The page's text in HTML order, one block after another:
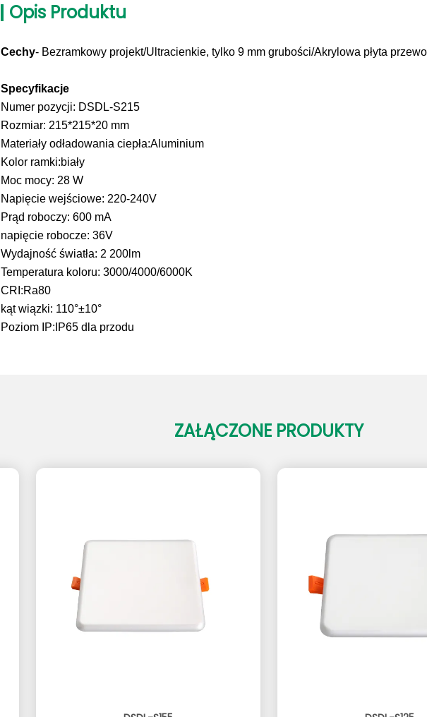
Opis Produktu
Cechy- Bezramkowy projekt/Ultracienkie, tylko 9 mm grubości/Akrylowa płyta
Specyfikacje
Numer pozycji: DSDL-S215
Rozmiar: 215*215*20 mm
Materiały odładowania ciepła:Aluminium
Kolor ramki:biały
Moc mocy: 28 W
Napięcie wejściowe: 220-240V
Prąd roboczy: 600 mA
napięcie robocze: 36V
Wydajność światła: 2 200lm
Temperatura koloru: 3000/4000/6000K
CRI:Ra80
kąt wiązki: 110°±10°
Poziom IP:IP65 dla przodu
ZAŁĄCZONE PRODUKTY